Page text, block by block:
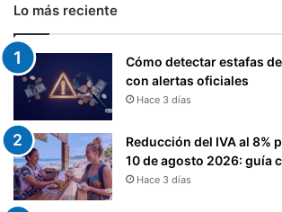
Lo más reciente
Cómo detectar estafas
con alertas oficiales
Hace 3 días
Reducción del IVA al 8%
10 de agosto 2026: guía
Hace 3 días